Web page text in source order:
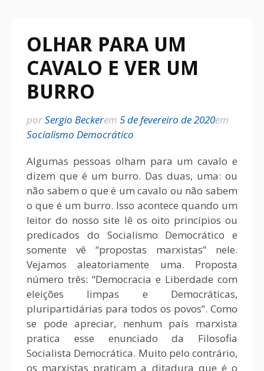
OLHAR PARA UM
CAVALO E VER UM
BURRO
porSergio Beckerem 5 de fevereiro de 2020em
Socialismo Democrático
Algumas pessoas olham para um cavalo e
dizem que é um burro. Das duas, uma: ou
não sabem o que é um cavalo ou não sabem
o que é um burro. Isso acontece quando um
leitor do nosso site lê os oito princípios ou
predicados do Socialismo Democrático e
somente vê “propostas marxistas” nele.
Vejamos aleatoriamente uma. Proposta
número três: “Democracia e Liberdade com
eleições limpas e Democráticas,
pluripartidárias para todos os povos”. Como
se pode apreciar, nenhum país marxista
pratica esse enunciado da Filosofia
Socialista Democrática. Muito pelo contrário,
os marxistas praticam a ditadura que é o